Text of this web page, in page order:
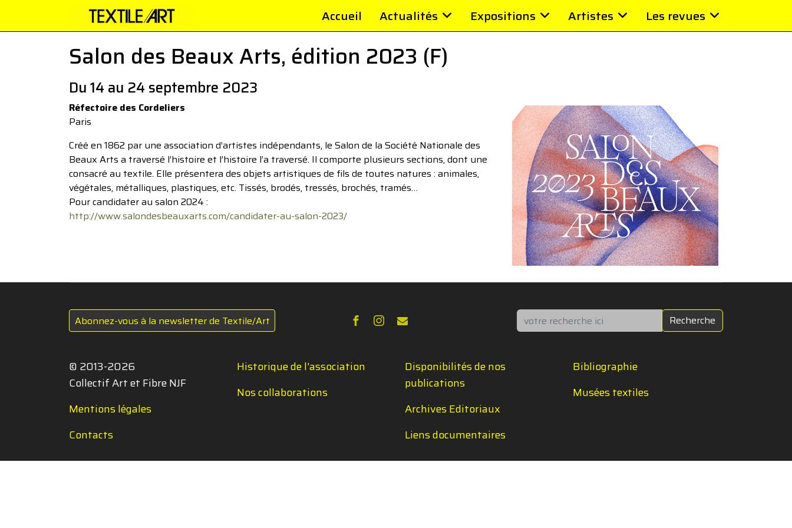
Accueil Actualités Expositions Artistes Les revues
Salon des Beaux Arts, édition 2023 (F)
Du 14 au 24 septembre 2023
Réfectoire des Cordeliers
Paris
Créé en 1862 par une association d’artistes indépendants, le Salon de la Société Nationale des
Beaux Arts a traversé l’histoire et l’histoire l’a traversé. Il comporte plusieurs sections, dont une
consacré au textile. Elle présentera des objets artistiques de fils de toutes natures : animales,
végétales, métalliques, plastiques, etc. Tissés, brodés, tressés, brochés, tramés…
Pour candidater au salon 2024 :
http://www.salondesbeauxarts.com/candidater-au-salon-2023/
Abonnez-vous à la newsletter de Textile/Art Rechercher Recherche
© 2013-2026
Collectif Art et Fibre NJF
Mentions légales
Contacts
Historique de l'association
Nos collaborations
Disponibilités de nos
publications
Archives Editoriaux
Liens documentaires
Bibliographie
Musées textiles